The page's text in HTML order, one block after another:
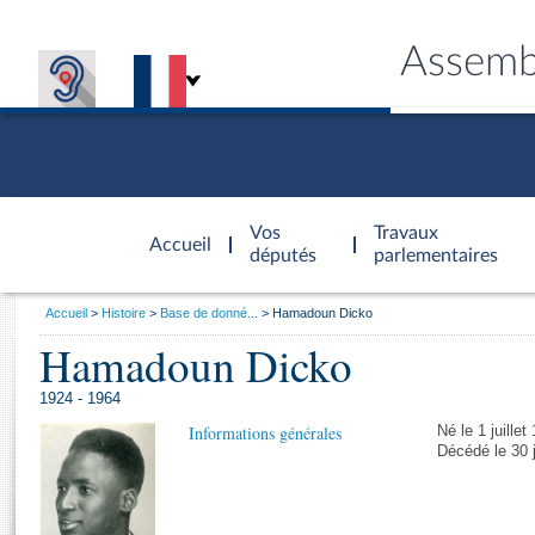
Accueil
d'accueil
Vos
députés
Travaux
parlementaires
Général
Vous
Accueil Histoire Base de donné... Hamadoun Dicko
Hamadoun Dicko
1924 - 1964
Informations générales
Né le 1 juillet
Décédé le 30